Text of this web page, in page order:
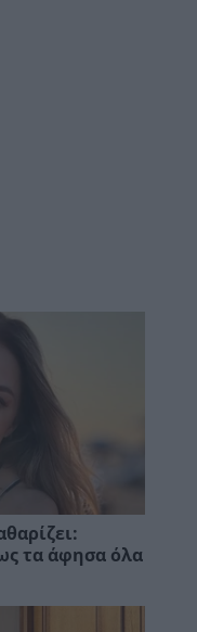
τα άφησα όλα